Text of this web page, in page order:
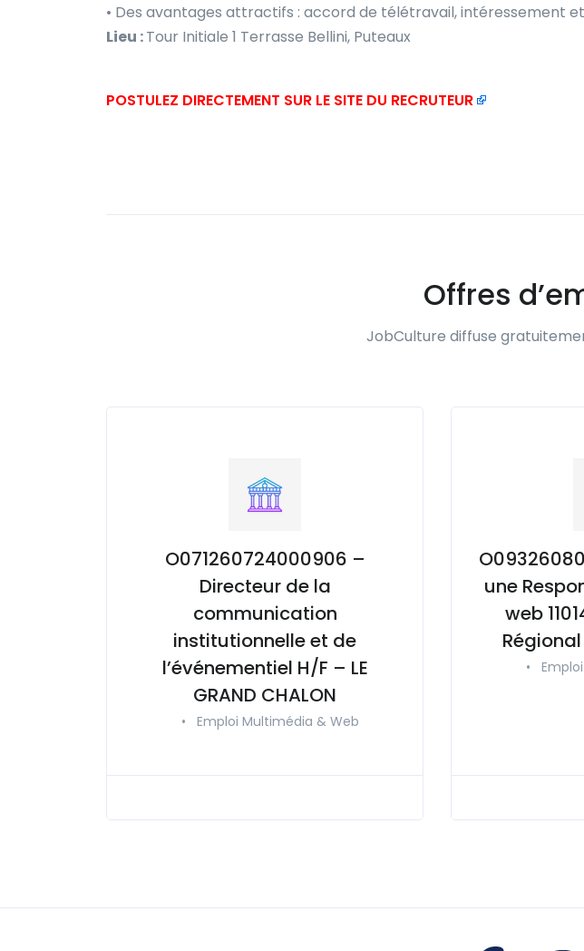
• Des avantages attractifs : accord de télétravail, intéressement et
Lieu :Tour Initiale 1 Terrasse Bellini, Puteaux
POSTULEZ DIRECTEMENT SUR LE SITE DU RECRUTEUR
Offres
JobCulture diffuse
O071260724000906 –
Directeur de la
communication
institutionnelle et de
l’événementiel H/F – LE
GRAND CHALON
• Emploi Multimédia & Web
une
web
•